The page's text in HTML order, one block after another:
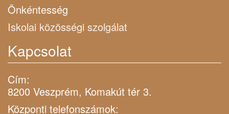
Önkéntesség
Iskolai közösségi szolgálat
Kapcsolat
Cím:
8200 Veszprém, Komakút tér 3.
Központi telefonszámok: